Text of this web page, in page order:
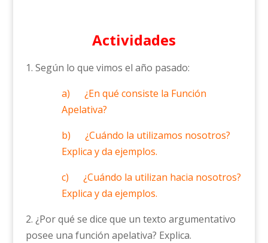
Actividades
1. Según lo que vimos el año pasado:
a) ¿En qué consiste la Función
Apelativa?
b) ¿Cuándo la utilizamos nosotros?
Explica y da ejemplos.
c) ¿Cuándo la utilizan hacia nosotros?
Explica y da ejemplos.
2. ¿Por qué se dice que un texto argumentativo
posee una función apelativa? Explica.